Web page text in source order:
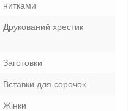
нитками
Друкований хрестик
Заготовки
Вставки для сорочок
Жінки